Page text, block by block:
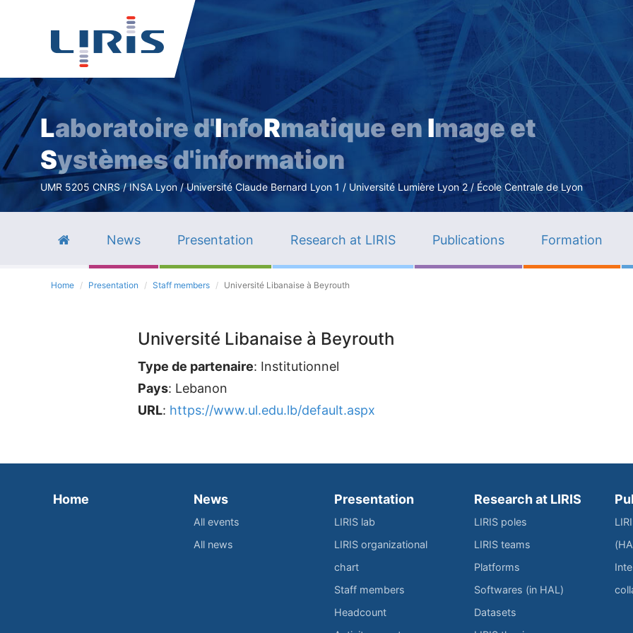
Skip
main
content
Laboratoire d'InfoRmatique en Image et
Systèmes d'information
UMR 5205 CNRS / INSA Lyon / Université Claude Bernard Lyon 1 / Université Lumière Lyon 2 / École Centrale de Lyon
News Presentation Research at LIRIS Publications Formation
Home Presentation Staff members Université Libanaise à Beyrouth
Université Libanaise à Beyrouth
Type de partenaire: Institutionnel
Pays: Lebanon
URL: https://www.ul.edu.lb/default.aspx
Home News
All events
All news
Presentation
LIRIS lab
LIRIS organizational
chart
Staff members
Headcount
Research at LIRIS
LIRIS poles
LIRIS teams
Platforms
Softwares (in HAL)
Datasets